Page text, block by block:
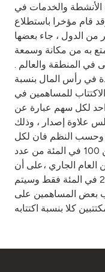
والخدمات في
قام مؤخرا باستطلاع
من الدول ، جاء بعضها
به من مكانة وسمعة
في المنطقة والعالم .
في رأس المال بنسبة
الاكتتاب للمساهمين في
واحد لكل سهم عبارة عن
قيمة إسمية للسهم و900 فلس علاوة إصدار ، وذلك
. وحسب النظم فان لكل
مساهم حق الاكتتاب في ما لايزيد عن 100 في المئة من عدد
في 19 فبراير من العام الجاري ،على أن
يقتصر حق الأولوية على مانسبته 25 في المئة فقط وسيتم
بعض المساهمين على